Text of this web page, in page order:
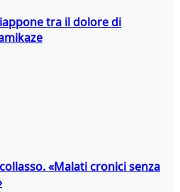
tra il dolore di
«Malati cronici senza